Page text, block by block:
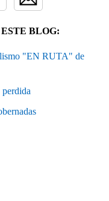
BLOG:
"EN RUTA" de
perdida